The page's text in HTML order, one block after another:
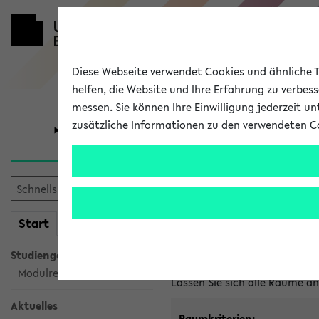
Universität Forschung
Start meineKVV
Studiengangsauswahl
Modulrecherche
Aktuelles
Im eKVV
Lassen Sie sich alle Räume
Diese Webseite verwendet Cookies und
helfen, die Website und Ihre Erfahrung zu
messen. Sie können Ihre Einwilligung jederzeit
zusätzliche Informationen zu den verwendeten